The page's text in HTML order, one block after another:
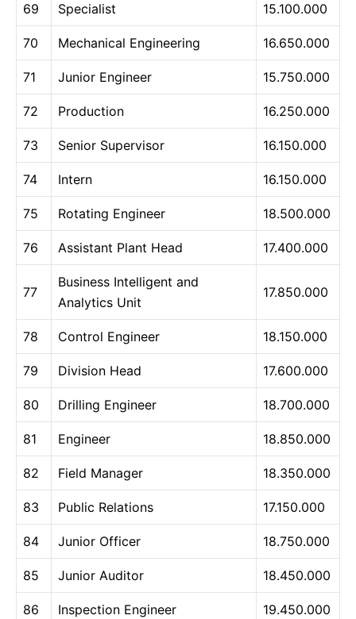
69 Specialist 15.100.000
70 Mechanical Engineering 16.650.000
71 Junior Engineer 15.750.000
72 Production 16.250.000
73 Senior Supervisor 16.150.000
74 Intern 16.150.000
75 Rotating Engineer 18.500.000
76 Assistant Plant Head 17.400.000
77
Business Intelligent and
Analytics Unit
17.850.000
78 Control Engineer 18.150.000
79 Division Head 17.600.000
80 Drilling Engineer 18.700.000
81 Engineer 18.850.000
82 Field Manager 18.350.000
83 Public Relations 17.150.000
84 Junior Officer 18.750.000
85 Junior Auditor 18.450.000
86 Inspection Engineer 19.450.000